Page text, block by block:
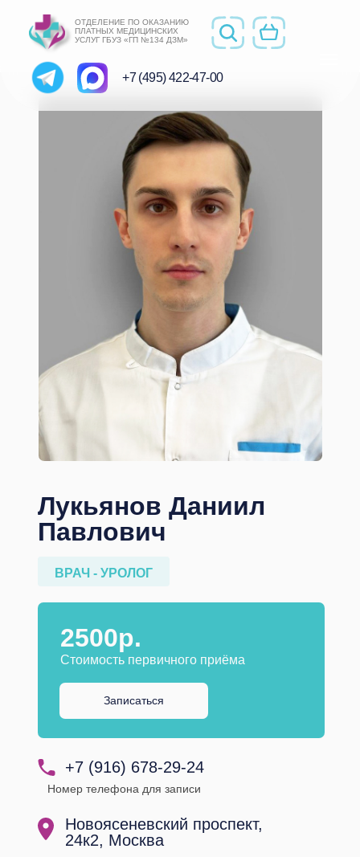
+7 (495) 422-47-00
ОТДЕЛЕНИЕ ПО ОКАЗАНИЮ
ПЛАТНЫХ МЕДИЦИНСКИХ
УСЛУГ ГБУЗ «ГП №134 ДЗМ»
Лукьянов Даниил
Павлович
2500р.
Стоимость первичного приёма
Записаться
ВРАЧ - УРОЛОГ
Номер телефона для записи
+7 (916) 678-29-24
Новоясеневский проспект,
24к2, Москва